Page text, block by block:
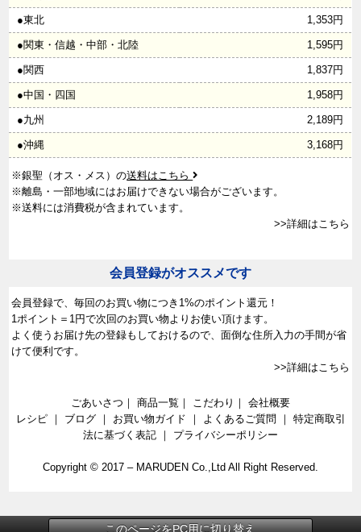
●東北 1,353円
●関東・信越・中部・北陸 1,595円
●関西 1,837円
●中国・四国 1,958円
●九州 2,189円
●沖縄 3,168円
※銀聖（オス・メス）の送料はこちら
※離島・一部地域にはお届けできない場合がございます。
※送料には消費税が含まれています。
>>詳細はこちら
会員登録がオススメです
会員登録で、毎回のお買い物につき1%のポイント還元！
1ポイント＝1円で次回のお買い物よりお使い頂けます。
よく使うお届け先の登録もしておけるので、面倒な住所入力の手間が省
けて便利です。
>>詳細はこちら
ごあいさつ ｜ 商品一覧 ｜ こだわり ｜ 会社概要
レシピ｜ ブログ｜ お買い物ガイド ｜ よくあるご質問 ｜ 特定商取引
法に基づく表記 ｜ プライバシーポリシー
Copyright © 2017 – MARUDEN Co.,Ltd All Right Reserved.
このページをPC用に切り替え